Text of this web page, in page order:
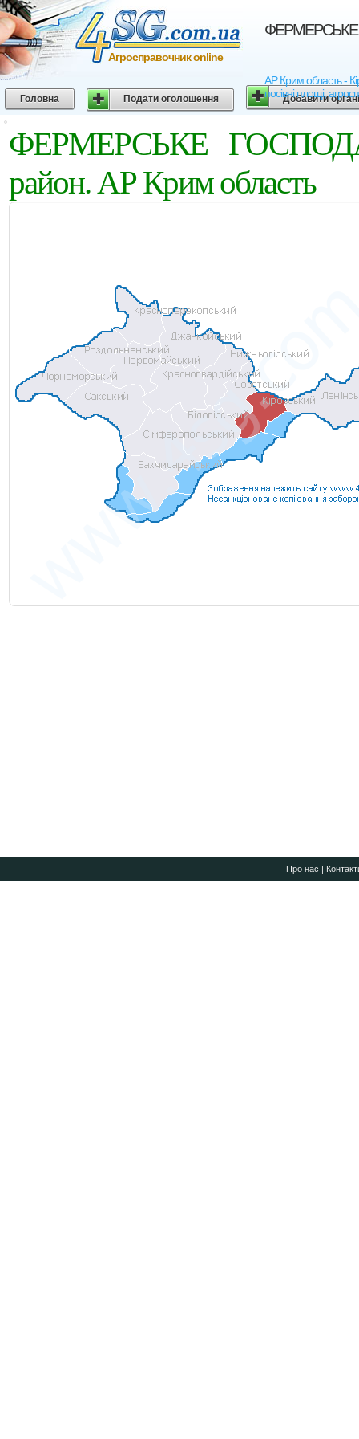
ФЕРМЕРСЬКЕ
АР Крим область -
посівні площі,
Агросправочник online
Головна Подати оголошення Добавити
ФЕРМЕРСЬКЕ
район. АР Крим область
Про нас |